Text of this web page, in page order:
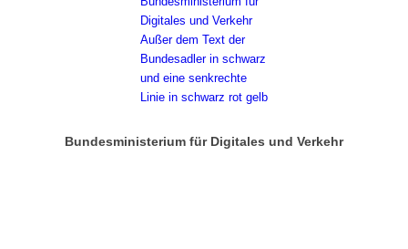
Bundesministerium für Digitales und Verkehr